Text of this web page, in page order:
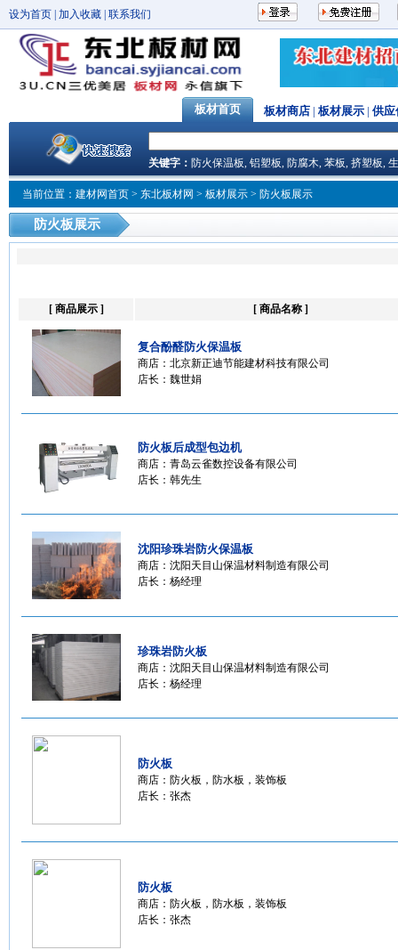
设为首页 加入收藏 联系我们
板材首页 板材商店| 板材展示| 供应
关键字： 防火保温板, 铝塑板, 防腐木, 苯板, 挤塑板,
当前位置： 建材网首页 > 东北板材网 > 板材展示 > 防火板展示
防火板展示
[ 商品展示 ] [ 商品名称 ]
复合酚醛防火保温板
商店： 北京新正迪节能建材科技有限公司
店长：魏世娟
防火板后成型包边机
商店： 青岛云雀数控设备有限公司
店长：韩先生
沈阳珍珠岩防火保温板
商店： 沈阳天目山保温材料制造有限公司
店长：杨经理
珍珠岩防火板
商店： 沈阳天目山保温材料制造有限公司
店长：杨经理
防火板
商店： 防火板，防水板，装饰板
店长：张杰
防火板
商店： 防火板，防水板，装饰板
店长：张杰